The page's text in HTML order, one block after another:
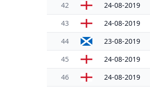
42 24-08-2019
43 24-08-2019
44 23-08-2019
45 24-08-2019
46 24-08-2019